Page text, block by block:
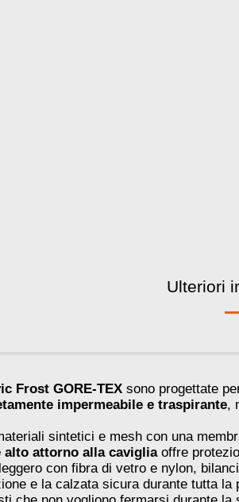
Ulteriori
Frost GORE-TEX sono progettate
impermeabile e traspirante,
sintetici e mesh con una
alto attorno alla cavigliaoffre
con fibra di vetro e nylon,
e la calzata sicura durante tutta la